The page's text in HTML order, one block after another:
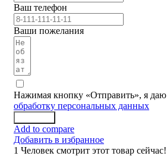
Ваш телефон
Ваши пожелания
Нажимая кнопку «Отправить», я даю
обработку персональных данных
Add to compare
Добавить в избранное
1 Человек смотрит этот товар сейчас!